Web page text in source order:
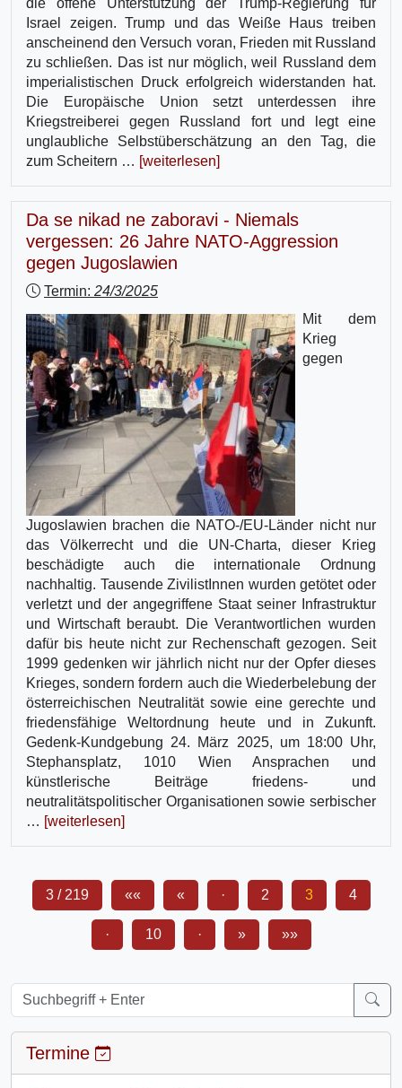
die offene Unterstützung der Trump-Regierung für
Israel zeigen. Trump und das Weiße Haus treiben
anscheinend den Versuch voran, Frieden mit Russland
zu schließen. Das ist nur möglich, weil Russland dem
imperialistischen Druck erfolgreich widerstanden hat.
Die Europäische Union setzt unterdessen ihre
Kriegstreiberei gegen Russland fort und legt eine
unglaubliche Selbstüberschätzung an den Tag, die
zum Scheitern … [weiterlesen]
Da se nikad ne zaboravi - Niemals
vergessen: 26 Jahre NATO-Aggression
gegen Jugoslawien
Termin: 24/3/2025
Mit dem
Krieg
gegen
Jugoslawien brachen die NATO-/EU-Länder nicht nur
das Völkerrecht und die UN-Charta, dieser Krieg
beschädigte auch die internationale Ordnung
nachhaltig. Tausende ZivilistInnen wurden getötet oder
verletzt und der angegriffene Staat seiner Infrastruktur
und Wirtschaft beraubt. Die Verantwortlichen wurden
dafür bis heute nicht zur Rechenschaft gezogen. Seit
1999 gedenken wir jährlich nicht nur der Opfer dieses
Krieges, sondern fordern auch die Wiederbelebung der
österreichischen Neutralität sowie eine gerechte und
friedensfähige Weltordnung heute und in Zukunft.
Gedenk-Kundgebung 24. März 2025, um 18:00 Uhr,
Stephansplatz, 1010 Wien Ansprachen und
künstlerische Beiträge friedens- und
neutralitätspolitischer Organisationen sowie serbischer
… [weiterlesen]
3 / 219 «« « · 2 3 4
· 10 · » »»
Termine